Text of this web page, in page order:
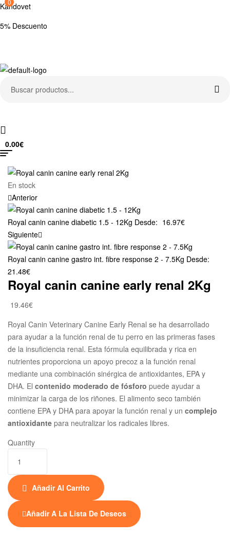
Kandovet
5% Descuento
0
0.00€
Menu
Availability:
En stock
Anterior
Royal canin canine diabetic 1.5 - 12Kg Desde: 16.97€
Siguiente
Royal canin canine gastro int. fibre response 2 - 7.5Kg Desde:
21.48€
Royal canin canine early renal 2Kg
19.46€
Royal Canin Veterinary Canine Early Renal se ha desarrollado
para ayudar a la función renal de tu perro en las primeras fases
de la insuficiencia renal. Esta fórmula equilibrada y rica en
nutrientes proporciona un apoyo precoz a la función renal
mediante una combinación sinérgica de antioxidantes, EPA y
DHA. El contenido moderado de fósforo puede ayudar a
minimizar la carga de los riñones. El alimento seco también
contiene EPA y DHA para apoyar la función renal y un complejo
antioxidante para neutralizar los radicales libres.
Quantity
Añadir Al Carrito
Añadir A La Lista De Deseos